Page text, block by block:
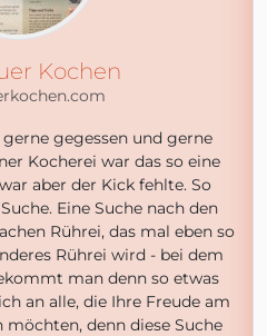
Kochen
gegessen und gerne
Kocherei war das so eine
aber der Kick fehlte. So
Eine Suche nach den
Rührei, das mal eben so
Rührei wird - bei dem
man denn so etwas
an alle, die Ihre Freude am
möchten, denn diese Suche